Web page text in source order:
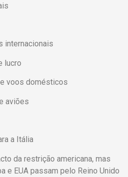
internacionais
lucro
voos domésticos
aviões
a Itália
da restrição americana, mas
e EUA passam pelo Reino Unido